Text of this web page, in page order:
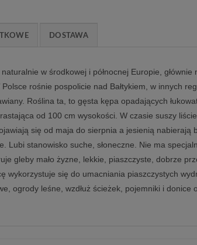
DOSTAWA
w środkowej i północnej Europie,
rośnie pospolicie nad Bałtykiem, w innych
Roślina ta, to gęsta kępa opadających
od 100 cm wysokości. W czasie suszy
się od maja do sierpnia a jesienią nabierają
Lubi stanowisko suche, słoneczne. Nie ma
gleby mało żyzne, lekkie, piaszczyste, dobrze
wykorzystuje się do umacniania piaszczystych
ogrody leśne, wzdłuż ścieżek, pojemniki i donice